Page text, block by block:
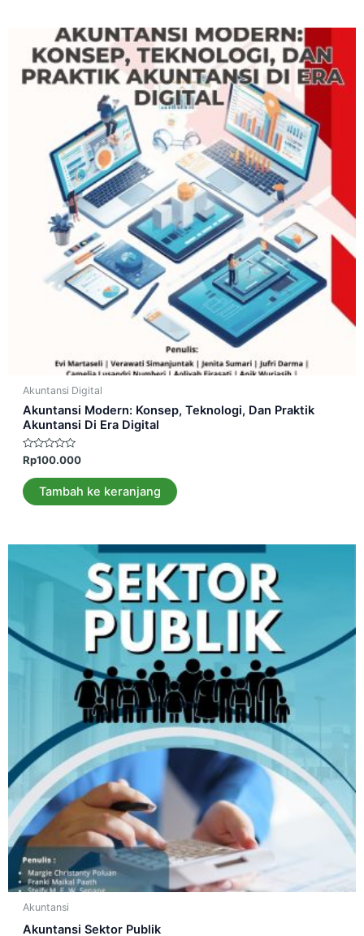
Akuntansi Digital
Akuntansi Modern: Konsep, Teknologi, Dan Praktik
Akuntansi Di Era Digital
Dinilai
0
dari
5
Rp100.000
Tambah ke keranjang
Akuntansi
Akuntansi Sektor Publik